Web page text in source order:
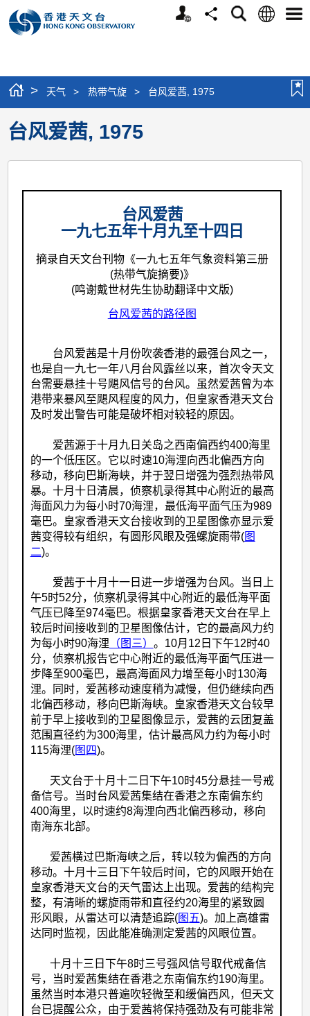
个
分
搜
语
选
> 天气 > 热带气旋 > 台风爱茜, 1975
台风爱茜, 1975
台风爱茜
一九七五年十月九至十四日
摘录自天文台刊物《一九七五年气象资料第三册
(热带气旋摘要)》
(鸣谢戴世材先生协助翻译中文版)
台风爱茜的路径图
台风爱茜是十月份吹袭香港的最强台风之一，
也是自一九七一年八月台风露丝以来，首次令天文
台需要悬挂十号飓风信号的台风。虽然爱茜曾为本
港带来暴风至飓风程度的风力，但皇家香港天文台
及时发出警告可能是破坏相对较轻的原因。
爱茜源于十月九日关岛之西南偏西约400海里
的一个低压区。它以时速10海浬向西北偏西方向
移动，移向巴斯海峡，并于翌日增强为强烈热带风
暴。十月十日清晨，侦察机录得其中心附近的最高
海面风力为每小时70海浬，最低海平面气压为989
毫巴。皇家香港天文台接收到的卫星图像亦显示爱
茜变得较有组织，有圆形风眼及强螺旋雨带(图
二)。
爱茜于十月十一日进一步增强为台风。当日上
午5时52分，侦察机录得其中心附近的最低海平面
气压已降至974毫巴。根据皇家香港天文台在早上
较后时间接收到的卫星图像估计，它的最高风力约
为每小时90海浬 （图三） 。10月12日下午12时40
分，侦察机报告它中心附近的最低海平面气压进一
步降至900毫巴，最高海面风力增至每小时130海
浬。同时，爱茜移动速度稍为减慢，但仍继续向西
北偏西移动，移向巴斯海峡。皇家香港天文台较早
前于早上接收到的卫星图像显示，爱茜的云团复盖
范围直径约为300海里，估计最高风力约为每小时
115海浬(图四)。
天文台于十月十二日下午10时45分悬挂一号戒
备信号。当时台风爱茜集结在香港之东南偏东约
400海里，以时速约8海浬向西北偏西移动，移向
南海东北部。
爱茜横过巴斯海峡之后，转以较为偏西的方向
移动。十月十三日下午较后时间，它的风眼开始在
皇家香港天文台的天气雷达上出现。爱茜的结构完
整，有清晰的螺旋雨带和直径约20海里的紧致圆
形风眼，从雷达可以清楚追踪(图五)。加上高雄雷
达同时监视，因此能准确测定爱茜的风眼位置。
十月十三日下午8时三号强风信号取代戒备信
号，当时爱茜集结在香港之东南偏东约190海里。
虽然当时本港只普遍吹轻微至和缓偏西风，但天文
台已提醒公众，由于爱茜将保持强劲及有可能非常